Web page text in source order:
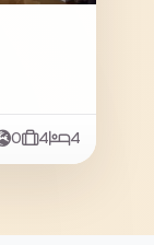
0 4 4